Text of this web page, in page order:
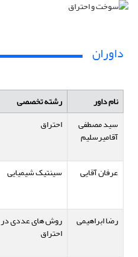
داوران
نام داور رشته تخصصی
سید مصطفی
آقامیرسلیم
احتراق
عرفان آقایی
سینتیک شیمیایی
رضا ابراهیمی
روش های عددی در
احتراق